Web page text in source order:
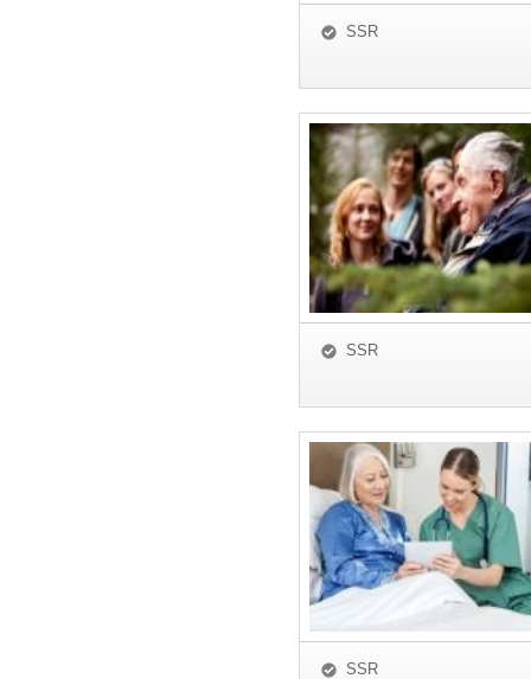
SSR
SSR
SSR